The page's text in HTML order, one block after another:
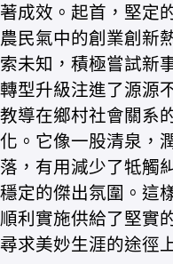
著成效。起首，堅定
農民氣中的創業創新
索未知，積極嘗試新
轉型升級注進了源源
教導在鄉村社會關系
化。它像一股清泉，
落，有用減少了牴觸
穩定的傑出氛圍。這
順利實施供給了堅實
尋求美妙生涯的途徑